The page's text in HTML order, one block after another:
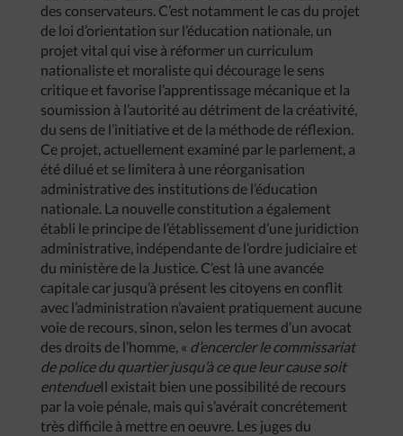
des conservateurs. C’est notamment le cas du projet
de loi d’orientation sur l’éducation nationale, un
projet vital qui vise à réformer un curriculum
nationaliste et moraliste qui décourage le sens
critique et favorise l’apprentissage mécanique et la
soumission à l’autorité au détriment de la créativité,
du sens de l’initiative et de la méthode de réflexion.
Ce projet, actuellement examiné par le parlement, a
été dilué et se limitera à une réorganisation
administrative des institutions de l’éducation
nationale. La nouvelle constitution a également
établi le principe de l’établissement d’une juridiction
administrative, indépendante de l’ordre judiciaire et
du ministère de la Justice. C’est là une avancée
capitale car jusqu’à présent les citoyens en conflit
avec l’administration n’avaient pratiquement aucune
voie de recours, sinon, selon les termes d’un avocat
des droits de l’homme, « d’encercler le commissariat
de police du quartier jusqu’à ce que leur cause soit
entendueIl existait bien une possibilité de recours
par la voie pénale, mais qui s’avérait concrétement
très difficile à mettre en oeuvre. Les juges du